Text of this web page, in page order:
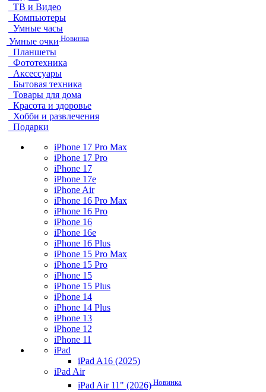
ТВ и Видео
Компьютеры
Умные часы
Умные очки Новинка
Планшеты
Фототехника
Аксессуары
Бытовая техника
Товары для дома
Красота и здоровье
Хобби и развлечения
Подарки
iPhone 17 Pro Max
iPhone 17 Pro
iPhone 17
iPhone 17e
iPhone Air
iPhone 16 Pro Max
iPhone 16 Pro
iPhone 16
iPhone 16e
iPhone 16 Plus
iPhone 15 Pro Max
iPhone 15 Pro
iPhone 15
iPhone 15 Plus
iPhone 14
iPhone 14 Plus
iPhone 13
iPhone 12
iPhone 11
iPad
iPad A16 (2025)
iPad Air
iPad Air 11" (2026) Новинка